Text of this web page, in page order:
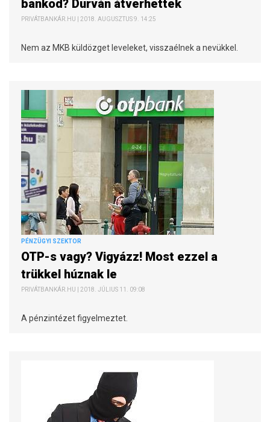
bankod? Durván átverhettek
PRIVÁTBANKÁR.HU | 2018. AUGUSZTUS 9. 14:25
Nem az MKB küldözget leveleket, visszaélnek a nevükkel.
PÉNZÜGYI SZEKTOR
OTP-s vagy? Vigyázz! Most ezzel a
trükkel húznak le
PRIVÁTBANKÁR.HU | 2018. JÚLIUS 11. 09:08
A pénzintézet figyelmeztet.